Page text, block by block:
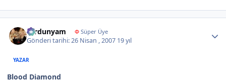
sardunyam ΦSüper Üye
Gönderi tarihi:26 Nisan , 2007 19 yıl
YAZAR
Blood Diamond